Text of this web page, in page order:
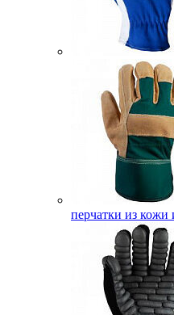
перчатки из кожи